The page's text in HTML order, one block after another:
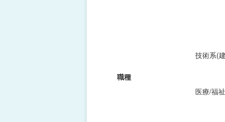
職種
技術系(
医療/福